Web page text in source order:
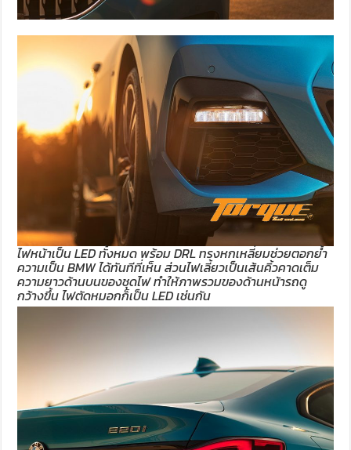
ไฟหน้าเป็น LED ทั้งหมด พร้อม DRL ทรงหกเหลี่ยมช่วยตอกย้ำ
ความเป็น BMW ได้ทันทีที่เห็น ส่วนไฟเลี้ยวเป็นเส้นคิ้วคาดเต็ม
ความยาวด้านบนของชุดไฟ ทำให้ภาพรวมของด้านหน้ารถดู
กว้างขึ้น ไฟตัดหมอกก็เป็น LED เช่นกัน